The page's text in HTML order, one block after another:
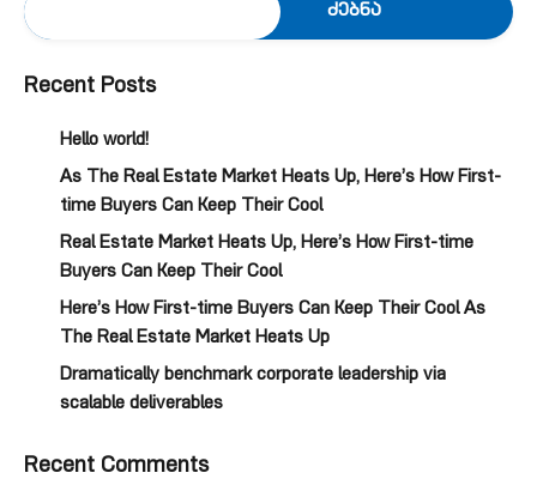
ძებნა
Recent Posts
Hello world!
As The Real Estate Market Heats Up, Here’s How First-
time Buyers Can Keep Their Cool
Real Estate Market Heats Up, Here’s How First-time
Buyers Can Keep Their Cool
Here’s How First-time Buyers Can Keep Their Cool As
The Real Estate Market Heats Up
Dramatically benchmark corporate leadership via
scalable deliverables
Recent Comments